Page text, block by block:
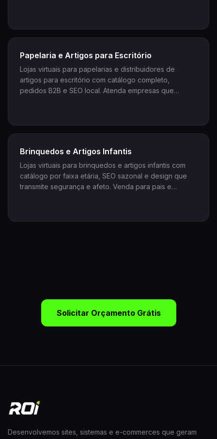
Papelaria e Artigos para Escritório
Lojas virtuais para papelarias e distribuidores de
artigos para escritório com catálogo completo,
pedidos B2B e SEO local. Atenda empresas que
Brinquedos e Artigos Infantis
Lojas virtuais para brinquedos e artigos infantis com
catálogo por faixa etária, SEO sazonal e design que
transmite segurança e afeto. Venda para pais e
Solicitar Orçamento Grátis
Desenvolvemos sites, sistemas e e-commerces que geram